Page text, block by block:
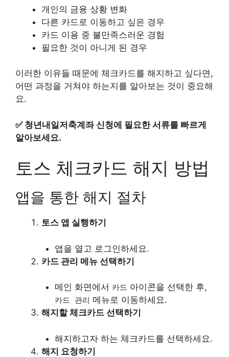
개인의 금융 상황 변화
다른 카드로 이동하고 싶은 경우
카드 이용 중 불만족스러운 경험
필요한 것이 아니게 된 경우
이러한 이유들 때문에 체크카드를 해지하고 싶다면,
어떤 과정을 거쳐야 하는지를 알아보는 것이 중요해
요.
✅ 청년내일저축계좌 신청에 필요한 서류를 빠르게
알아보세요.
토스 체크카드 해지 방법
앱을 통한 해지 절차
토스 앱 실행하기
앱을 열고 로그인하세요.
카드 관리 메뉴 선택하기
메인 화면에서 카드 아이콘을 선택한 후,
카드 관리 메뉴로 이동하세요.
해지할 체크카드 선택하기
해지하고자 하는 체크카드를 선택하세요.
해지 요청하기